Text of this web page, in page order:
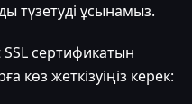
түзетуді ұсынамыз.
сертификатын
көз жеткізуіңіз керек: